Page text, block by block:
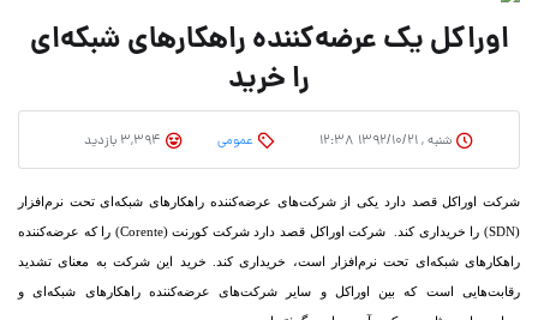
اوراکل یک عرضه‏‌کننده راهکارهای شبکه‌‏ای
را خرید
شنبه , ۱۳۹۲/۱۰/۲۱ ۱۲:۳۸ عمومی
شرکت اوراکل قصد دارد یکی از شرکت‌‏های عرضه‏‌کننده راهکارهای شبکه‌‏ای تحت نرم‌‏افزار
(SDN) را خریداری کند. شرکت اوراکل قصد دارد شرکت کورنت (Corente) را که عرضه‌‏کننده
راهکارهای شبکه‌‏ای تحت نرم‌‏افزار است، خریداری کند. خرید این شرکت به معنای تشدید
رقابت‏‏‌هایی است که بین اوراکل و سایر شرکت‌‏های عرضه‌‏کننده راهکارهای شبکه‏‌ای و